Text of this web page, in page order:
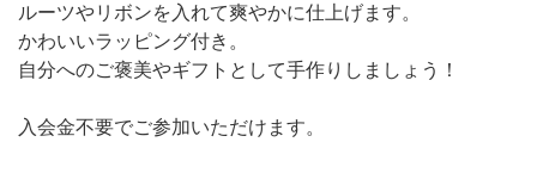
ルーツやリボンを入れて爽やかに仕上げます。
かわいいラッピング付き。
自分へのご褒美やギフトとして手作りしましょう！
入会金不要でご参加いただけます。